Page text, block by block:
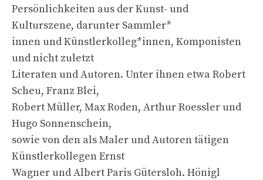
Persönlichkeiten aus der Kunst- und
Kulturszene, darunter Sammler*
innen und Künstlerkolleg*innen, Komponisten
und nicht zuletzt
Literaten und Autoren. Unter ihnen etwa Robert
Scheu, Franz Blei,
Robert Müller, Max Roden, Arthur Roessler und
Hugo Sonnenschein,
sowie von den als Maler und Autoren tätigen
Künstlerkollegen Ernst
Wagner und Albert Paris Gütersloh. Hönigl